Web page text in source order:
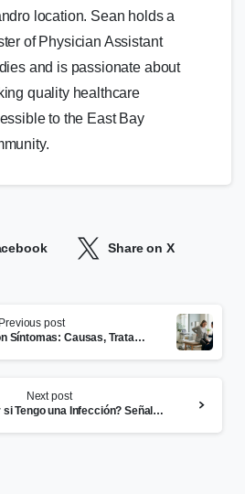
location. Sean holds a
of Physician Assistant
and is passionate about
quality healthcare
to the East Bay
Share on X
Previous post
Infección de Riñón Síntomas: Causas, Tratamiento y Cuándo Ir a Urgencias
Next post
¿Cómo Saber si Tengo una Infección? Señales, Síntomas y Qué Hacer